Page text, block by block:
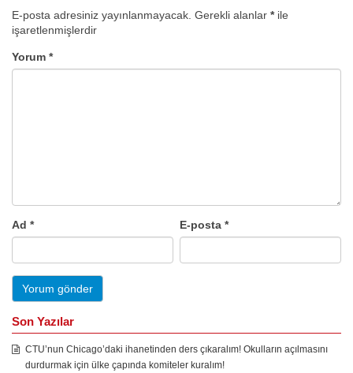
E-posta adresiniz yayınlanmayacak. Gerekli alanlar *ile
işaretlenmişlerdir
Yorum *
Ad * E-posta*
Son Yazılar
CTU’nun Chicago’daki ihanetinden ders çıkaralım! Okulların açılmasını
durdurmak için ülke çapında komiteler kuralım!